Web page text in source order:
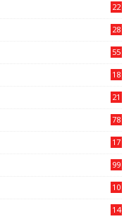
22
28
55
18
21
78
17
99
10
14